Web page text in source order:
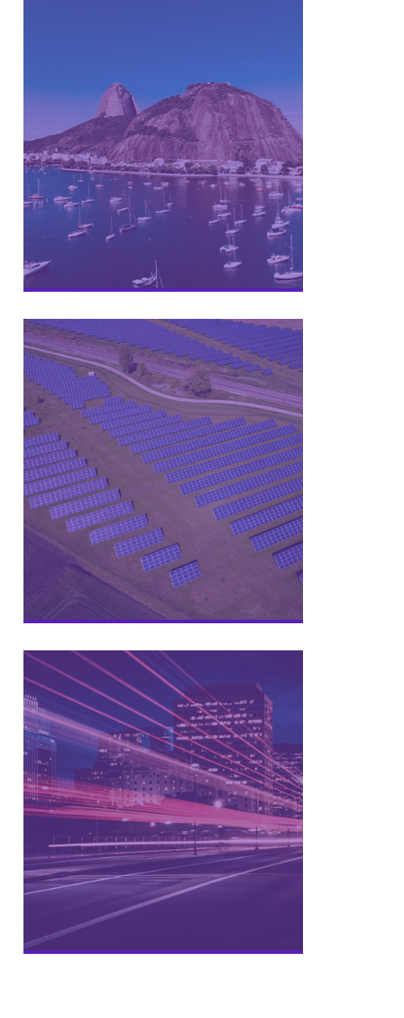
Programa de aceleração de ideias
da bioeconomia e operacionalizar
as atividades nos estados do
Amazonas e Roraima.
Programa de Inovação Aberta para
a Economia Azul.
Programa de Inovação Aberta de
soluções inovadoras aos desafios
priorizados por meio de um.